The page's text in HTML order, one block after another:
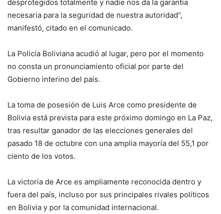
desprotegidos totalmente y nadie nos da la garantía
necesaria para la seguridad de nuestra autoridad”,
manifestó, citado en el comunicado.
La Policía Boliviana acudió al lugar, pero por el momento
no consta un pronunciamiento oficial por parte del
Gobierno interino del país.
La toma de posesión de Luis Arce como presidente de
Bolivia está prevista para este próximo domingo en La Paz,
tras resultar ganador de las elecciones generales del
pasado 18 de octubre con una amplia mayoría del 55,1 por
ciento de los votos.
La victoria de Arce es ampliamente reconocida dentro y
fuera del país, incluso por sus principales rivales políticos
en Bolivia y por la comunidad internacional.